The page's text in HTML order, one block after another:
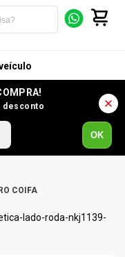
desconto
OK
COIFA